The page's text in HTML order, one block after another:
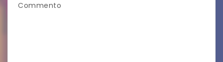
Commento